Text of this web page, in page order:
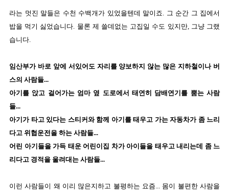
라는 멋진 말들은 수천 수백개가 있었을텐데 말이죠. 그 순간 그 집에서
밥을 먹기 싫었습니다. 물론 제 쓸데없는 고집일 수도 있지만, 그냥 그랬
습니다.
임산부가 바로 앞에 서있어도 자리를 양보하지 않는 많은 지하철이나 버
스의 사람들...
아기를 앉고 걸어가는 엄마 옆 도로에서 태연히 담배연기를 뿜는 사람
들...
아기가 타고 있다는 스티커와 함께 아기를 태우고 가는 자동차가 좀 느리
다고 위협운전을 하는 사람들...
어린 아기들을 가득 태운 어린이집 차가 아이들을 태우고 내리는데 좀 느
리다고 경적을 울려대는 사람들...
이런 사람들이 왜 이리 많은지하고 불평하는 요즘... 몸이 불편한 사람을